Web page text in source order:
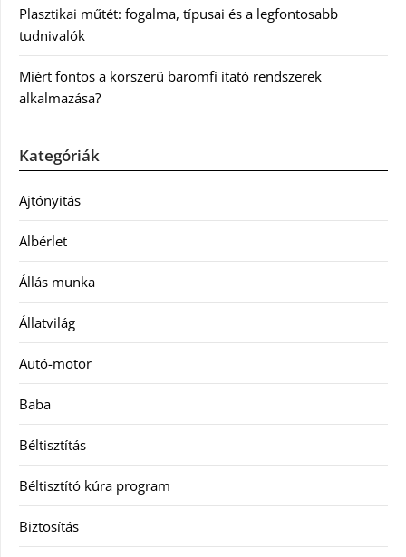
Plasztikai műtét: fogalma, típusai és a legfontosabb
tudnivalók
Miért fontos a korszerű baromfi itató rendszerek
alkalmazása?
Kategóriák
Ajtónyitás
Albérlet
Állás munka
Állatvilág
Autó-motor
Baba
Béltisztítás
Béltisztító kúra program
Biztosítás